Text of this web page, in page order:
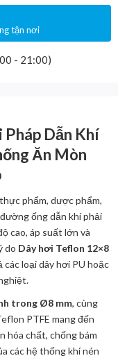
tận nơi
- 21:00)
Dẫn Khí
Ăn Mòn
phẩm, dược phẩm,
ống dẫn khí phải
cao, áp suất lớn và
do Dây hơi Teflon 12×8
loại dây hơi PU hoặc
trong Ø8 mm, cùng
PTFE mang đến
hóa chất, chống bám
các hệ thống khí nén